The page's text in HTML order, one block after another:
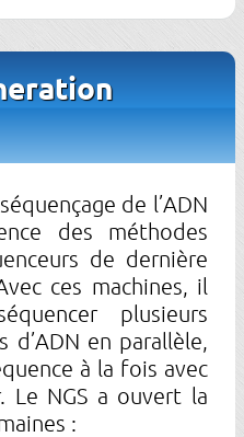
de l’ADN
des méthodes
de dernière
ces machines, il
plusieurs
d’ADN en parallèle,
à la fois avec
Le NGS a ouvert la
: